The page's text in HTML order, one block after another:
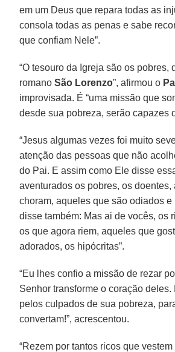
em um Deus que repara todas as
consola todas as penas e sabe
que confiam Nele”.
“O tesouro da Igreja são os pobres,
romanoSão Lorenzo”, afirmou o
improvisada. É “uma missão que
desde sua pobreza, serão capazes
“Jesus algumas vezes foi muito
atenção das pessoas que não
do Pai. E assim como Ele disse
aventurados os pobres, os doentes,
choram, aqueles que são odiados e
disse também: Mas ai de vocês, os
os que agora riem, aqueles que
adorados, os hipócritas”.
“Eu lhes confio a missão de rezar
Senhor transforme o coração deles.
pelos culpados de sua pobreza,
convertam!”, acrescentou.
“Rezem por tantos ricos que